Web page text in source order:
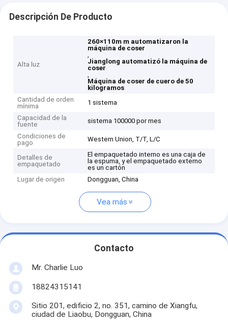
Descripción De Producto
Alta luz
260×110m m automatizaron la
máquina de coser
,
Jianglong automatizó la máquina de
coser
,
Máquina de coser de cuero de 50
kilogramos
Cantidad de orden
mínima
1 sistema
Capacidad de la
fuente
sistema 100000 por mes
Condiciones de
pago
Western Union, T/T, L/C
Detalles de
empaquetado
El empaquetado interno es una caja de
la espuma, y el empaquetado externo
es un cartón
Lugar de origen
Dongguan, China
Vea más
Contacto
Mr. Charlie Luo
18824315141
Sitio 201, edificio 2, no. 351, camino de Xiangfu,
ciudad de Liaobu, Dongguan, China